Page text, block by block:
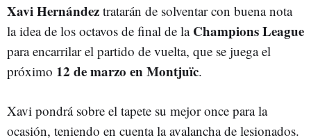
Xavi Hernández tratarán de solventar con buena nota
la idea de los octavos de final de la Champions League
para encarrilar el partido de vuelta, que se juega el
próximo 12 de marzo en Montjuïc.
Xavi pondrá sobre el tapete su mejor once para la
ocasión, teniendo en cuenta la avalancha de lesionados.